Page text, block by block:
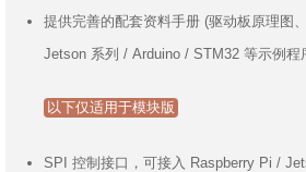
提供完善的配套资料手册 (驱动板原理图
Jetson 系列 / Arduino / STM32 等示例程
以下仅适用于模块版
SPI 控制接口，可接入 Raspberry Pi /